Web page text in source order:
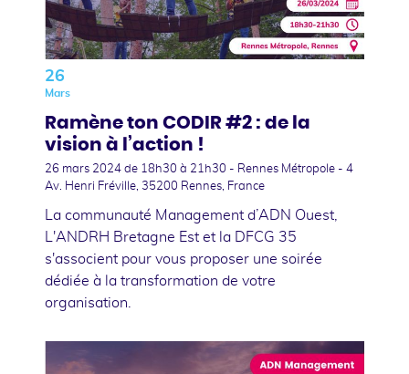
26
Mars
Ramène ton CODIR #2 : de la
vision à l’action !
26 mars 2024 de 18h30 à 21h30 - Rennes Métropole - 4
Av. Henri Fréville, 35200 Rennes, France
La communauté Management d’ADN Ouest,
L'ANDRH Bretagne Est et la DFCG 35
s'associent pour vous proposer une soirée
dédiée à la transformation de votre
organisation.